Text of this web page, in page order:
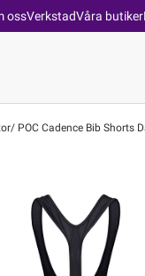
ossVerkstadVåra butiker
POC Cadence Bib Shorts